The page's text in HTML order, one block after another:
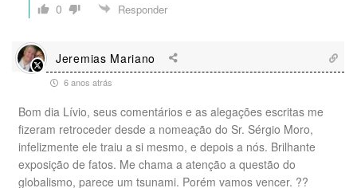
0
Responder
Jeremias Mariano
6 anos atrás
Bom dia Lívio, seus comentários e as alegações escritas me
fizeram retroceder desde a nomeação do Sr. Sérgio Moro,
infelizmente ele traiu a si mesmo, e depois a nós. Brilhante
exposição de fatos. Me chama a atenção a questão do
globalismo, parece um tsunami. Porém vamos vencer. ??